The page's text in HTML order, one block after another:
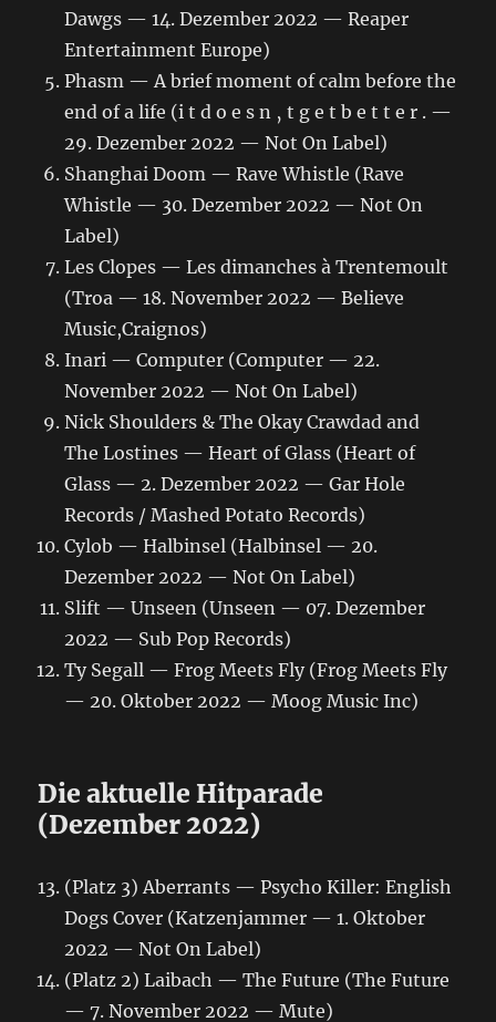
Dawgs — 14. Dezember 2022 — Reaper
Entertainment Europe)
Phasm — A brief moment of calm before the
end of a life (i t d o e s n ‚ t g e t b e t t e r . —
29. Dezember 2022 — Not On Label)
Shanghai Doom — Rave Whistle (Rave
Whistle — 30. Dezember 2022 — Not On
Label)
Les Clopes — Les dimanches à Trentemoult
(Troa — 18. November 2022 — Believe
Music,Craignos)
Inari — Computer (Computer — 22.
November 2022 — Not On Label)
Nick Shoulders & The Okay Crawdad and
The Lostines — Heart of Glass (Heart of
Glass — 2. Dezember 2022 — Gar Hole
Records / Mashed Potato Records)
Cylob — Halbinsel (Halbinsel — 20.
Dezember 2022 — Not On Label)
Slift — Unseen (Unseen — 07. Dezember
2022 — Sub Pop Records)
Ty Segall — Frog Meets Fly (Frog Meets Fly
— 20. Oktober 2022 — Moog Music Inc)
Die aktuelle Hitparade
(Dezember 2022)
(Platz 3) Aberrants — Psycho Killer: English
Dogs Cover (Katzenjammer — 1. Oktober
2022 — Not On Label)
(Platz 2) Laibach — The Future (The Future
— 7. November 2022 — Mute)